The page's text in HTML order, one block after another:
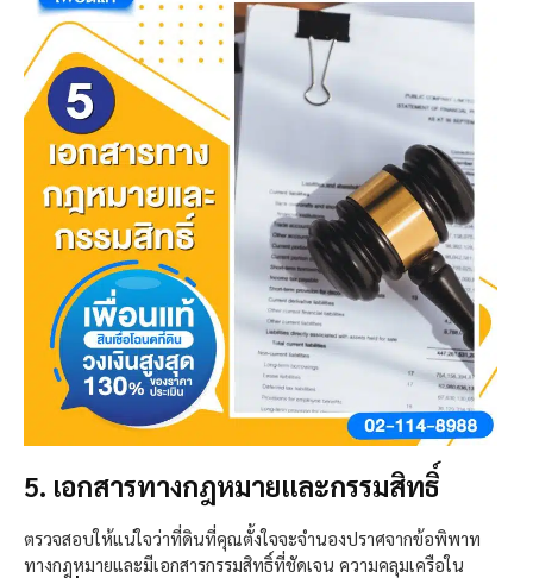
5. เอกสารทางกฎหมายและกรรมสิทธิ์
ตรวจสอบให้แน่ใจว่าที่ดินที่คุณตั้งใจจะจำนองปราศจากข้อพิพาท
ทางกฎหมายและมีเอกสารกรรมสิทธิ์ที่ชัดเจน ความคลุมเครือใน